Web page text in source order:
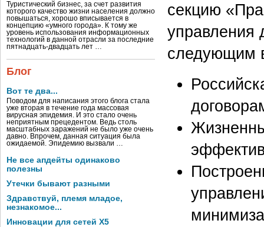
Туристический бизнес, за счет развития
которого качество жизни населения должно
повышаться, хорошо вписывается в
концепцию «умного города». К тому же
уровень использования информационных
технологий в данной отрасли за последние
пятнадцать-двадцать лет …
Блог
Вот те два...
Поводом для написания этого блога стала
уже вторая в течение года массовая
вирусная эпидемия. И это стало очень
неприятным прецедентом. Ведь столь
масштабных заражений не было уже очень
давно. Впрочем, данная ситуация была
ожидаемой. Эпидемию вызвали …
Не все апдейты одинаково
полезны
Утечки бывают разными
Здравствуй, племя младое,
незнакомое...
Инновации для сетей X5
секцию
управления
следующим